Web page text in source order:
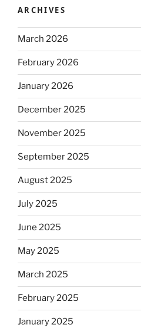
ARCHIVES
March 2026
February 2026
January 2026
December 2025
November 2025
September 2025
August 2025
July 2025
June 2025
May 2025
March 2025
February 2025
January 2025